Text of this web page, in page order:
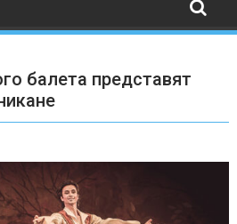
балета представят